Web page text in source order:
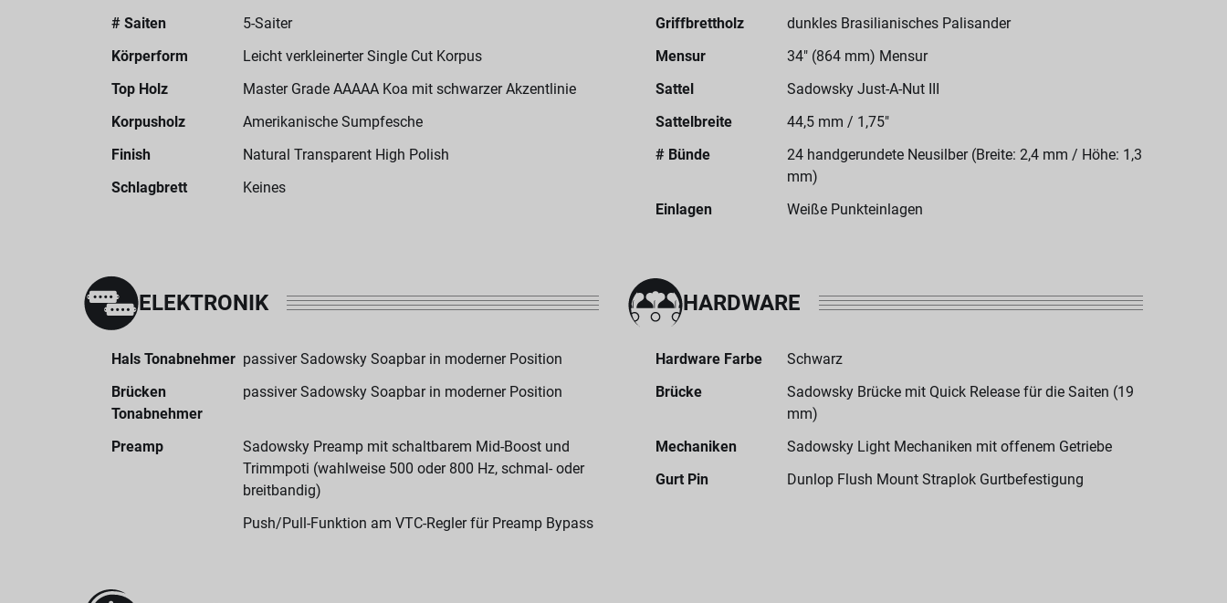
# Saiten
5-Saiter
Körperform
Leicht verkleinerter Single Cut Korpus
Top Holz
Master Grade AAAAA Koa mit schwarzer Akzentlinie
Korpusholz
Amerikanische Sumpfesche
Finish
Natural Transparent High Polish
Schlagbrett
Keines
Griffbrettholz
dunkles Brasilianisches Palisander
Mensur
34" (864 mm) Mensur
Sattel
Sadowsky Just-A-Nut III
Sattelbreite
44,5 mm / 1,75"
# Bünde
24 handgerundete Neusilber (Breite: 2,4 mm / Höhe: 1,3
mm)
Einlagen
Weiße Punkteinlagen
ELEKTRONIK
Hals Tonabnehmer passiver Sadowsky Soapbar in moderner Position
Brücken
Tonabnehmer
passiver Sadowsky Soapbar in moderner Position
Preamp
Sadowsky Preamp mit schaltbarem Mid-Boost und
Trimmpoti (wahlweise 500 oder 800 Hz, schmal- oder
breitbandig)
Push/Pull-Funktion am VTC-Regler für Preamp Bypass
HARDWARE
Hardware Farbe
Schwarz
Brücke
Sadowsky Brücke mit Quick Release für die Saiten (19
mm)
Mechaniken
Sadowsky Light Mechaniken mit offenem Getriebe
Gurt Pin
Dunlop Flush Mount Straplok Gurtbefestigung